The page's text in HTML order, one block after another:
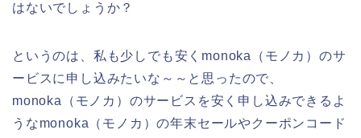
はないでしょうか？
というのは、私も少しでも安くmonoka（モノカ）のサ
ービスに申し込みたいな～～と思ったので、
monoka（モノカ）のサービスを安く申し込みできるよ
うなmonoka（モノカ）の年末セールやクーポンコード